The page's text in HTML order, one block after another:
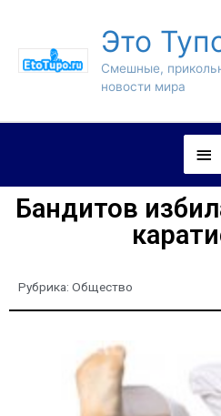
Это
Смешные,
новости мира
Бандитов
Рубрика: Общество